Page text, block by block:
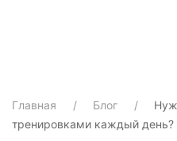
Главная Блог
тренировками каждый день?